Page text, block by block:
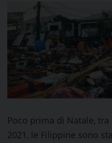
Poco prima di Natale,
2021, le Filippine sono